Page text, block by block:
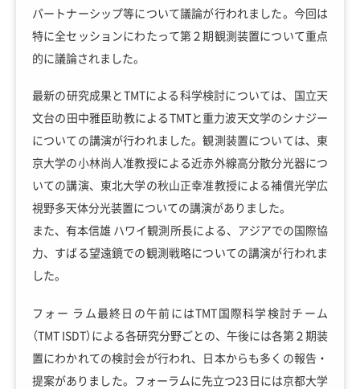
パートナーシップ等について議論が行われました。今回は
特に全セッションにわたって第２期観測装置について重点
的に議論されました。
最新の研究成果とTMTによる科学検討については、国立天
文台の田中雅臣助教によるTMTと重力波天文学のシナジー
についての講演が行われました。観測装置については、東
京大学の小林尚人准教授による近赤外線高分散分光器につ
いての講演、東北大学の秋山正幸准教授による補償光学広
視野多天体分光装置についての講演がありました。
また、有本信雄 ハワイ観測所長による、アジアでの国際協
力、すばる望遠鏡での観測戦略についての講演が行われま
した。
フォー ラム最終日の午前にはTMT国際科学検討チーム
（TMT ISDT）による各研究分野ごとの、午後には各第２期装
置にわかれての検討会が行われ、日本からも多くの報告・
提案がありました。フォーラムに先立つ23日には京都大学